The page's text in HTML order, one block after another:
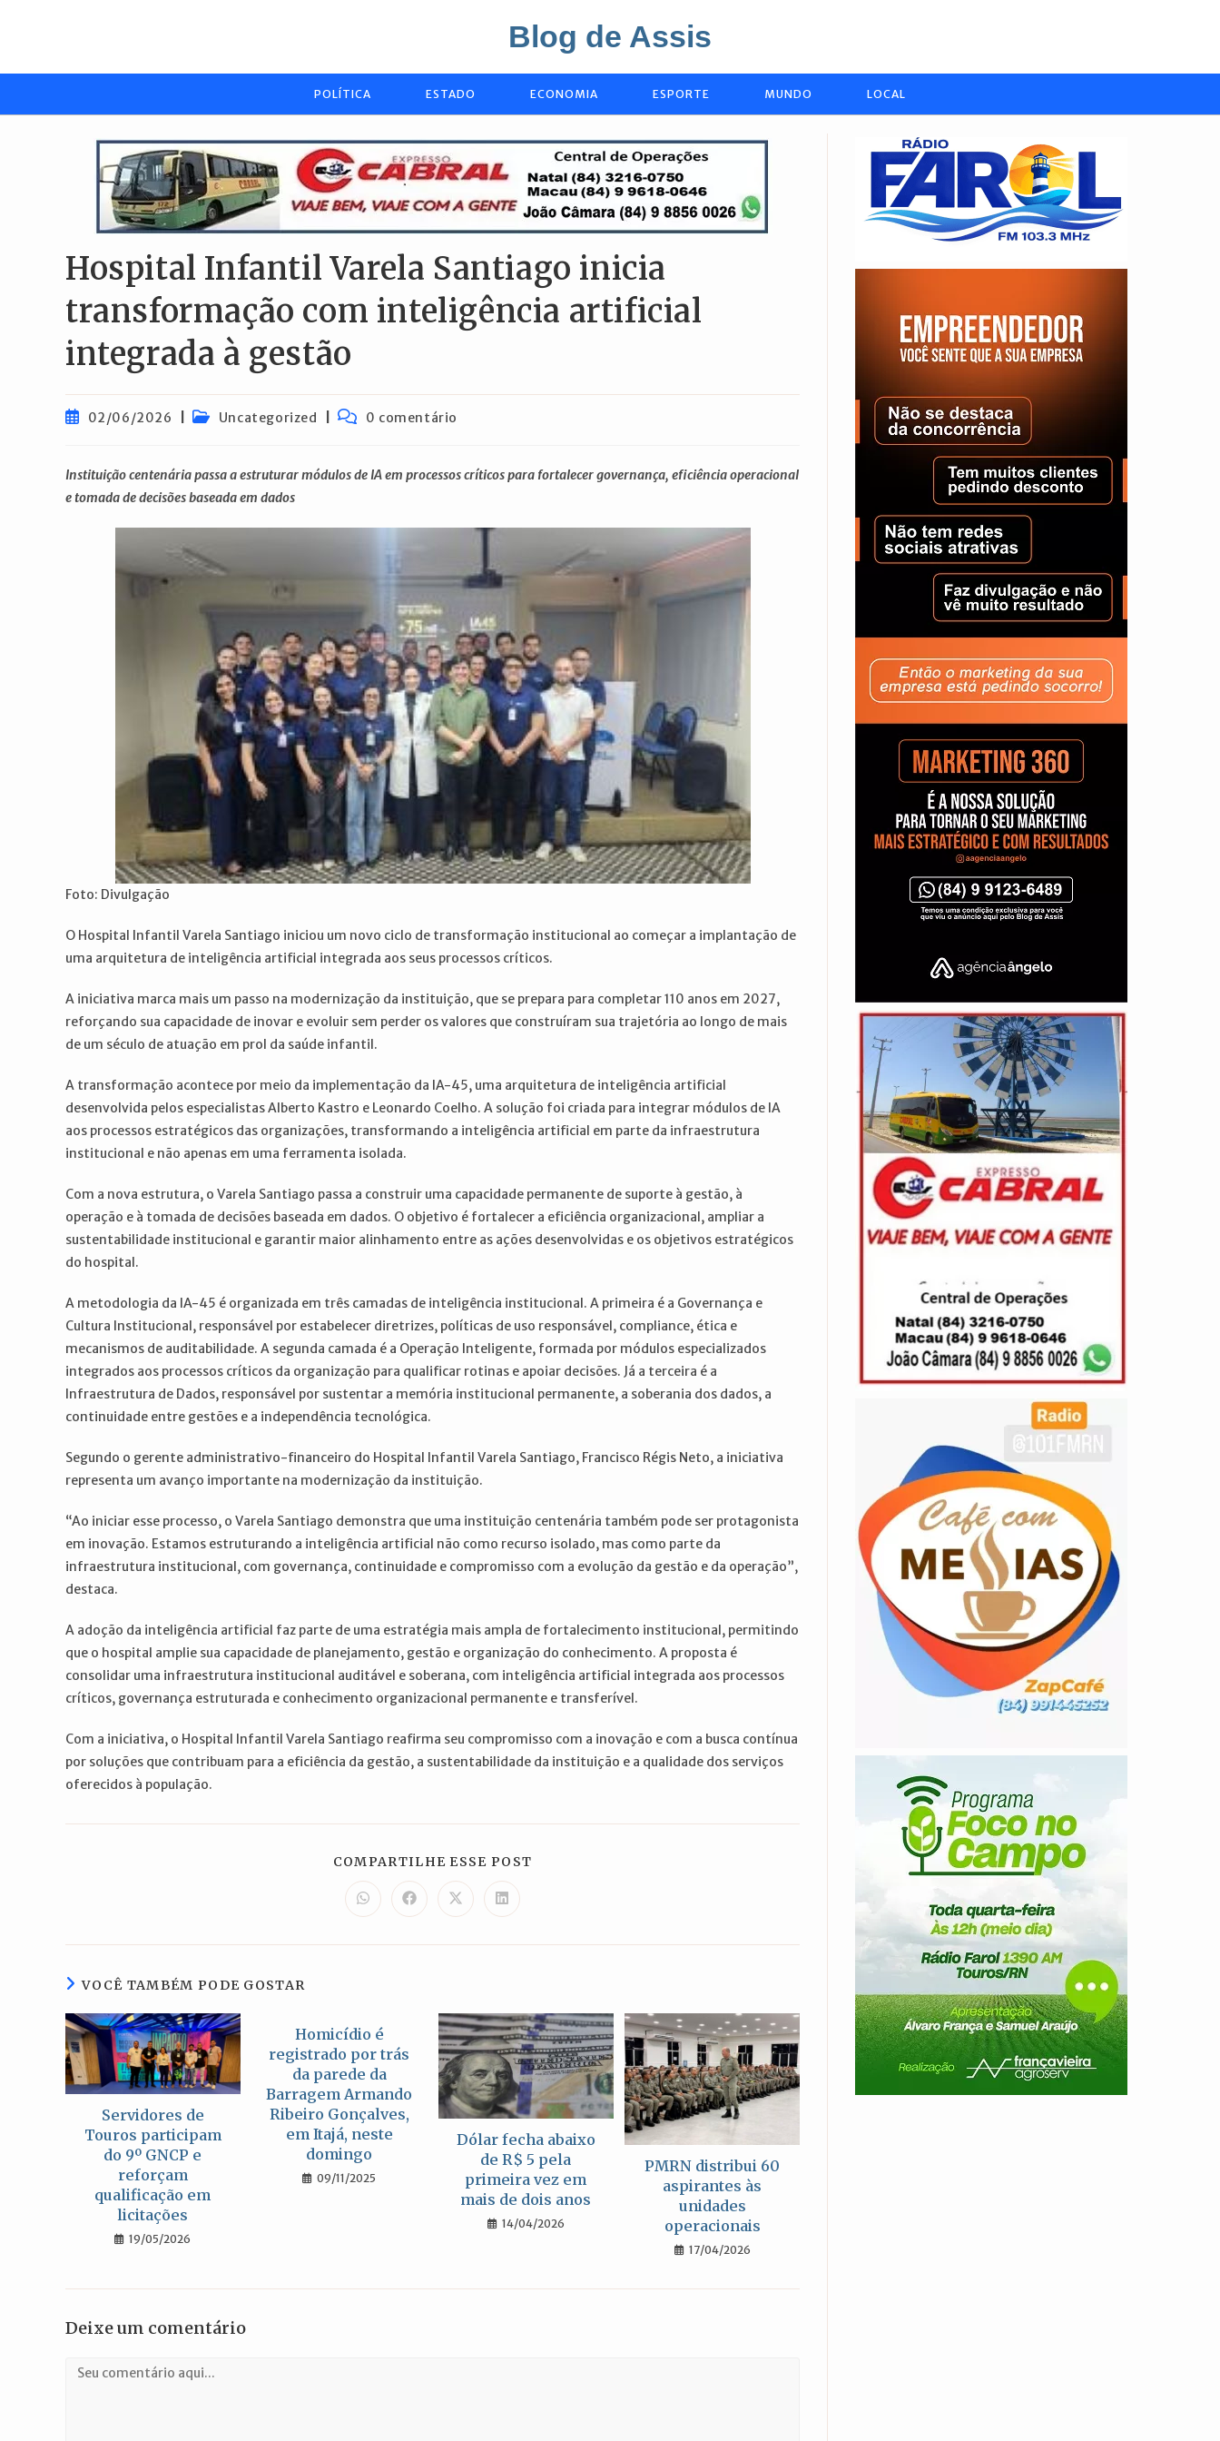
conteúdo
Blog de Assis
POLÍTICA ESTADO ECONOMIA ESPORTE MUNDO LOCAL
Hospital Infantil Varela Santiago inicia
transformação com inteligência artificial
integrada à gestão
Post02/06/2026
Categoria
Uncategorized
Comentários
0 comentário
Instituição centenária passa a estruturar módulos de IA em processos críticos para fortalecer governança, eficiência operacional
e tomada de decisões baseada em dados
Foto: Divulgação
O Hospital Infantil Varela Santiago iniciou um novo ciclo de transformação institucional ao começar a implantação de
uma arquitetura de inteligência artificial integrada aos seus processos críticos.
A iniciativa marca mais um passo na modernização da instituição, que se prepara para completar 110 anos em 2027,
reforçando sua capacidade de inovar e evoluir sem perder os valores que construíram sua trajetória ao longo de mais
de um século de atuação em prol da saúde infantil.
A transformação acontece por meio da implementação da IA-45, uma arquitetura de inteligência artificial
desenvolvida pelos especialistas Alberto Kastro e Leonardo Coelho. A solução foi criada para integrar módulos de IA
aos processos estratégicos das organizações, transformando a inteligência artificial em parte da infraestrutura
institucional e não apenas em uma ferramenta isolada.
Com a nova estrutura, o Varela Santiago passa a construir uma capacidade permanente de suporte à gestão, à
operação e à tomada de decisões baseada em dados. O objetivo é fortalecer a eficiência organizacional, ampliar a
sustentabilidade institucional e garantir maior alinhamento entre as ações desenvolvidas e os objetivos estratégicos
do hospital.
A metodologia da IA-45 é organizada em três camadas de inteligência institucional. A primeira é a Governança e
Cultura Institucional, responsável por estabelecer diretrizes, políticas de uso responsável, compliance, ética e
mecanismos de auditabilidade. A segunda camada é a Operação Inteligente, formada por módulos especializados
integrados aos processos críticos da organização para qualificar rotinas e apoiar decisões. Já a terceira é a
Infraestrutura de Dados, responsável por sustentar a memória institucional permanente, a soberania dos dados, a
continuidade entre gestões e a independência tecnológica.
Segundo o gerente administrativo-financeiro do Hospital Infantil Varela Santiago, Francisco Régis Neto, a iniciativa
representa um avanço importante na modernização da instituição.
“Ao iniciar esse processo, o Varela Santiago demonstra que uma instituição centenária também pode ser protagonista
em inovação. Estamos estruturando a inteligência artificial não como recurso isolado, mas como parte da
infraestrutura institucional, com governança, continuidade e compromisso com a evolução da gestão e da operação”,
destaca.
A adoção da inteligência artificial faz parte de uma estratégia mais ampla de fortalecimento institucional, permitindo
que o hospital amplie sua capacidade de planejamento, gestão e organização do conhecimento. A proposta é
consolidar uma infraestrutura institucional auditável e soberana, com inteligência artificial integrada aos processos
críticos, governança estruturada e conhecimento organizacional permanente e transferível.
Com a iniciativa, o Hospital Infantil Varela Santiago reafirma seu compromisso com a inovação e com a busca contínua
por soluções que contribuam para a eficiência da gestão, a sustentabilidade da instituição e a qualidade dos serviços
oferecidos à população.
COMPARTILHE ESSE POST
Abre
em
nova
Abre
em
nova
Abre
em
nova
Abre
em
nova
VOCÊ TAMBÉM PODE GOSTAR
Servidores de
Touros participam
do 9º GNCP e
reforçam
qualificação em
licitações
19/05/2026
Homicídio é
registrado por trás
da parede da
Barragem Armando
Ribeiro Gonçalves,
em Itajá, neste
domingo
09/11/2025
Dólar fecha abaixo
de R$ 5 pela
primeira vez em
mais de dois anos
14/04/2026
PMRN distribui 60
aspirantes às
unidades
operacionais
17/04/2026
Deixe um comentário
Comentário